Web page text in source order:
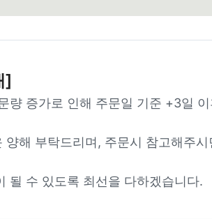
]
량 증가로 인해 주문일 기준 +3일
양해 부탁드리며, 주문시 참고해주
될 수 있도록 최선을 다하겠습니다.